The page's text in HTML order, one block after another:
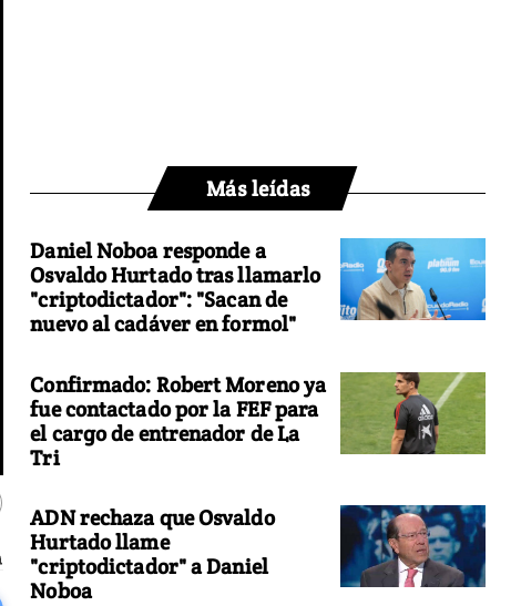
Más leídas
Daniel Noboa responde a
Osvaldo Hurtado tras llamarlo
"criptodictador": "Sacan de
nuevo al cadáver en formol"
Confirmado: Robert Moreno ya
fue contactado por la FEF para
el cargo de entrenador de La
Tri
ADN rechaza que Osvaldo
Hurtado llame
"criptodictador" a Daniel
Noboa